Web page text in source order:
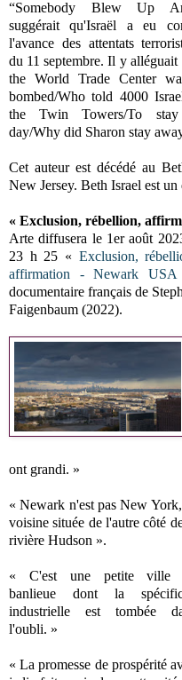
“Somebody Blew Up
suggérait qu'Israël a eu
l'avance des attentats
du 11 septembre. Il y
the World Trade Center
bombed/Who told 4000
the Twin Towers/To
day/Why did Sharon stay
Cet auteur est décédé au
New Jersey. Beth Israel est
« Exclusion, rébellion,
Arte diffusera le 1er août
23 h 25 « Exclusion,
affirmation - Newark USA
documentaire français de
Faigenbaum (2022).
ont grandi. »
« Newark n'est pas New York,
voisine située de l'autre côté
rivière Hudson ».
« C'est une petite ville
banlieue dont la
industrielle est tombée
l'oubli. »
« La promesse de prospérité